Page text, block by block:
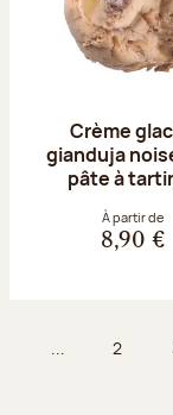
Crème
gianduja
pâte à
À partir de
8,90 €
... Page
2